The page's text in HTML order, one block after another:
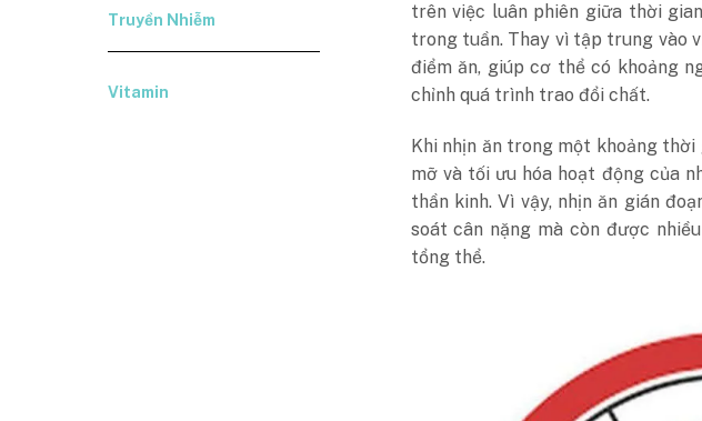
Truyền Nhiễm
Vitamin
trên việc luân phiên giữa thời
trong tuần. Thay vì tập trung vào
điểm ăn, giúp cơ thể có khoảng
chỉnh quá trình trao đổi chất.
Khi nhịn ăn trong một khoảng
mỡ và tối ưu hóa hoạt động của
thần kinh. Vì vậy, nhịn ăn gián
soát cân nặng mà còn được
tổng thể.